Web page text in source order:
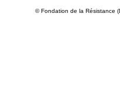
© Fondation de la Résistance